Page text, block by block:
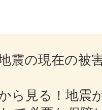
震の現在の被
ら見る！地震